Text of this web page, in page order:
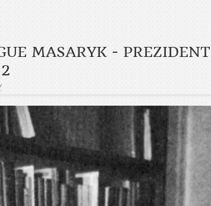
MASARYK - PREZIDENT